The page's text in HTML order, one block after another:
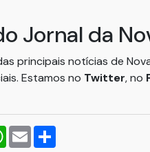
Jornal da
principais notícias de
Estamos no Twitter, no
WhatsApp
Email